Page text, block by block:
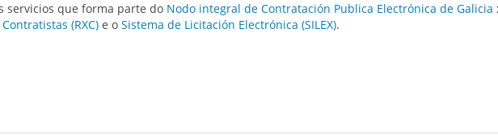
servicios que forma parte do Nodo integral de Contratación Publica Electrónica de Galicia
(RXC) e oSistema de Licitación Electrónica (SILEX).